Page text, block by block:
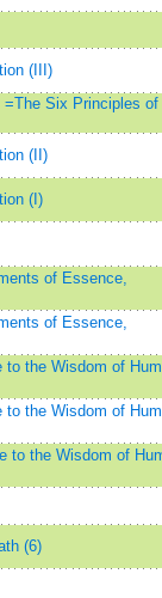
(III)
=The Six Principles of
(II)
(I)
of Essence,
of Essence,
to the Wisdom of
to the Wisdom of
to the Wisdom of
(6)